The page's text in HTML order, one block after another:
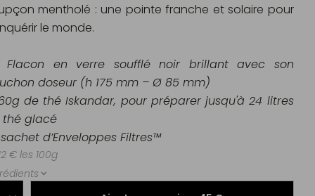
mentholé : une pointe franche et solaire pour
le monde.
en verre soufflé noir brillant avec son
doseur (h 175 mm – Ø 85 mm)
de thé Iskandar, pour préparer jusqu'à 24 litres
glacé
d’Enveloppes Filtres™
€ les 100g